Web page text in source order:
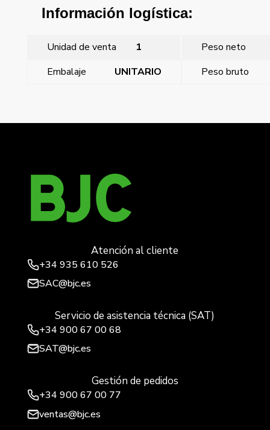
Información logística:
Unidad de venta 1 Peso neto
Embalaje
UNITARIO Peso bruto
Atención al cliente
+34 935 610 526
SAC@bjc.es
Servicio de asistencia técnica (SAT)
+34 900 67 00 68
SAT@bjc.es
Gestión de pedidos
+34 900 67 00 77
ventas@bjc.es